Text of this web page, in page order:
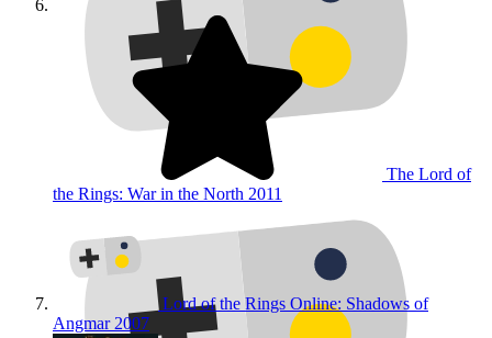
The Lord of
the Rings: War in the North 2011
Lord of the Rings Online: Shadows of
Angmar 2007